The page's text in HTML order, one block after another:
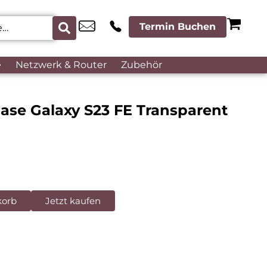
Termin Buchen
Netzwerk & Router Zubehör
Galaxy S23 FE Transparent
Jetzt kaufen